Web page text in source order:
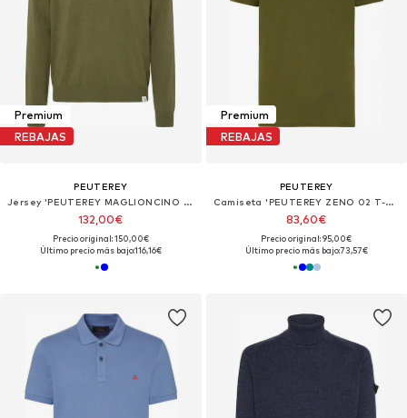
Premium
REBAJAS
PEUTEREY
Jersey 'PEUTEREY MAGLIONCINO DODOS 04 Maglieria'
132,00€
Precio original: 150,00€
Último precio más bajo:116,16€
Premium
REBAJAS
PEUTEREY
Camiseta 'PEUTEREY ZENO 02 T-Shirt e Polo'
83,60€
Precio original: 95,00€
Último precio más bajo:73,57€